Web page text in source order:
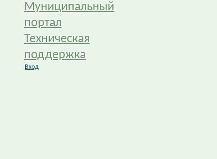
Муниципальный
портал
Техническая
поддержка
Вход